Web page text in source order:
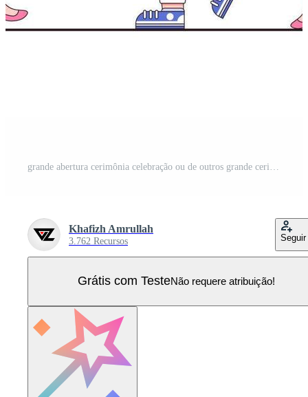
Khafizh Amrullah
3.762 Recursos Seguir
Grátis com TesteNão requere atribuição!